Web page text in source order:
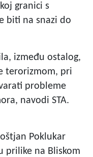
granici s
biti na snazi do
između ostalog,
terorizmom, pri
probleme
navodi STA.
Poklukar
prilike na Bliskom